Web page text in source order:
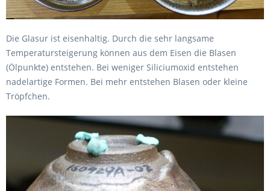
Die Glasur ist eisenhaltig. Durch die sehr langsame
Temperatursteigerung können aus dem Eisen die Blasen
(Ölpunkte) entstehen. Bei weniger Siliciumoxid entstehen
nadelartige Formen. Bei mehr entstehen Blasen oder kleine
Tröpfchen.